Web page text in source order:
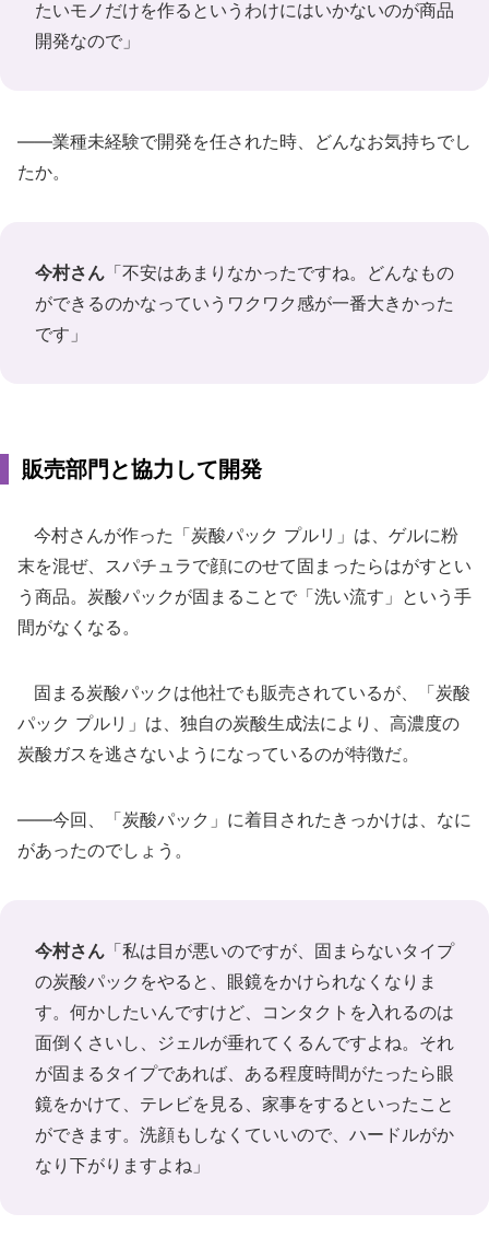
たいモノだけを作るというわけにはいかないのが商品
開発なので」
――業種未経験で開発を任された時、どんなお気持ちでし
たか。
今村さん 「不安はあまりなかったですね。どんなもの
ができるのかなっていうワクワク感が一番大きかった
です」
販売部門と協力して開発
今村さんが作った「炭酸パック プルリ」は、ゲルに粉
末を混ぜ、スパチュラで顔にのせて固まったらはがすとい
う商品。炭酸パックが固まることで「洗い流す」という手
間がなくなる。
固まる炭酸パックは他社でも販売されているが、「炭酸
パック プルリ」は、独自の炭酸生成法により、高濃度の
炭酸ガスを逃さないようになっているのが特徴だ。
――今回、「炭酸パック」に着目されたきっかけは、なに
があったのでしょう。
今村さん 「私は目が悪いのですが、固まらないタイプ
の炭酸パックをやると、眼鏡をかけられなくなりま
す。何かしたいんですけど、コンタクトを入れるのは
面倒くさいし、ジェルが垂れてくるんですよね。それ
が固まるタイプであれば、ある程度時間がたったら眼
鏡をかけて、テレビを見る、家事をするといったこと
ができます。洗顔もしなくていいので、ハードルがか
なり下がりますよね」